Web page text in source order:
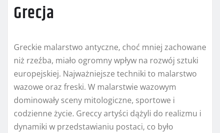
Grecja
Greckie malarstwo antyczne, choć mniej zachowane
niż rzeźba, miało ogromny wpływ na rozwój sztuki
europejskiej. Najważniejsze techniki to malarstwo
wazowe oraz freski. W malarstwie wazowym
dominowały sceny mitologiczne, sportowe i
codzienne życie. Greccy artyści dążyli do realizmu i
dynamiki w przedstawianiu postaci, co było